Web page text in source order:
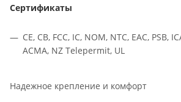
Сертификаты
CE, CB, FCC, IC, NOM, NTC, EAC, PSB,
ACMA, NZ Telepermit, UL
Надежное крепление и комфорт